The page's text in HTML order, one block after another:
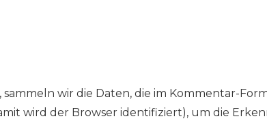
wir die Daten, die im Kommentar-
wird der Browser identifiziert), um die